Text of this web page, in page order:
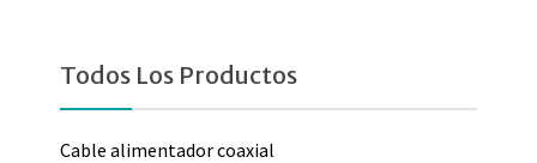
Todos Los Productos
Cable alimentador coaxial